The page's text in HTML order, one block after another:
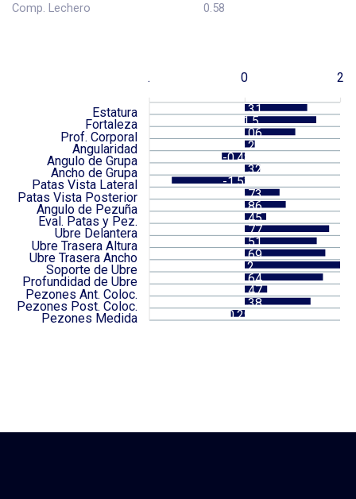
Comp. Lechero 0.58
1.31
1.5
1.06
0.21
-0.48
0.32
-1.53
0.73
0.86
0.45
1.77
1.51
1.69
2
1.64
0.47
1.38
-0.29
Estatura
Fortaleza
Prof. Corporal
Angularidad
Angulo de Grupa
Ancho de Grupa
Patas Vista Lateral
Patas Vista Posterior
Angulo de Pezuña
Eval. Patas y Pez.
Ubre Delantera
Ubre Trasera Altura
Ubre Trasera Ancho
Soporte de Ubre
Profundidad de Ubre
Pezones Ant. Coloc.
Pezones Post. Coloc.
Pezones Medida
2
0
.